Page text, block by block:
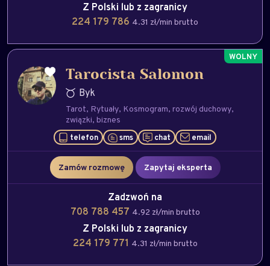
Z Polski lub z zagranicy
224 179 786 4.31 zł/min brutto
Tarocista Salomon
Byk
Tarot Rytuały Kosmogram rozwój duchowy
związki biznes
telefon sms chat email
Zamów rozmowę Zapytaj eksperta
Zadzwoń na
708 788 457 4.92 zł/min brutto
Z Polski lub z zagranicy
224 179 771 4.31 zł/min brutto